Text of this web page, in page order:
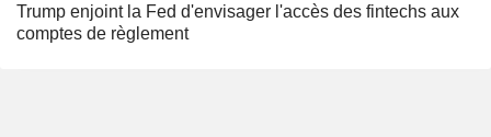
Trump enjoint la Fed d'envisager l'accès des fintechs aux
comptes de règlement